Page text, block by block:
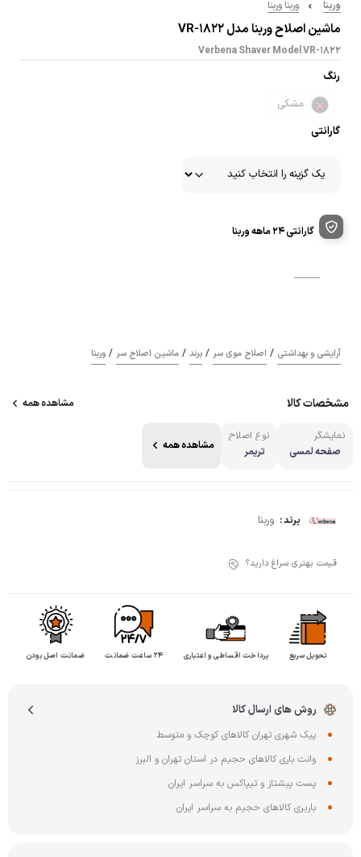
وربنا وربنا وربنا
ماشین اصلاح وربنا مدل VR-1822
Verbena Shaver Model VR-1822
رنگ
مشکی
گارانتی
گارانتی ۲۴ ماهه وربنا
آرایشی و بهداشتی / اصلاح موی سر / برند / ماشین اصلاح سر / وربنا
مشخصات کالا مشاهده همه
نمایشگر
صفحه لمسی
نوع اصلاح
تریمر
مشاهده همه
برند : وربنا
قیمت بهتری سراغ دارید؟
تحویل سریع پرداخت اقساطی و اعتباری ۲۴ ساعت ضمانت ضمانت اصل بودن
روش های ارسال کالا
پیک شهری تهران کالاهای کوچک و متوسط
وانت باری کالاهای حجیم در استان تهران و البرز
پست پیشتاز و تیپاکس به سراسر ایران
باربری کالاهای حجیم به سراسر ایران